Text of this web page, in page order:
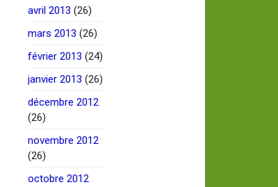
avril 2013 (26)
mars 2013 (26)
février 2013 (24)
janvier 2013 (26)
décembre 2012
(26)
novembre 2012
(26)
octobre 2012